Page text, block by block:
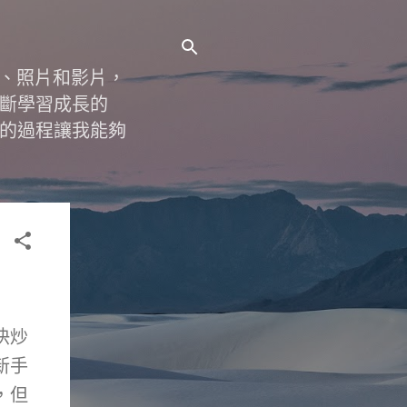
照片和影片，
學習成長的
過程讓我能夠
炒
手
但